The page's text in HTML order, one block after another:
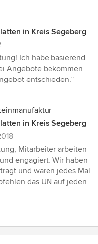
in Kreis Segeberg
Ich habe basierend
Angebote bekommen
entschieden.”
in Kreis Segeberg
Mitarbeiter arbeiten
engagiert. Wir haben
und waren jedes Mal
das UN auf jeden